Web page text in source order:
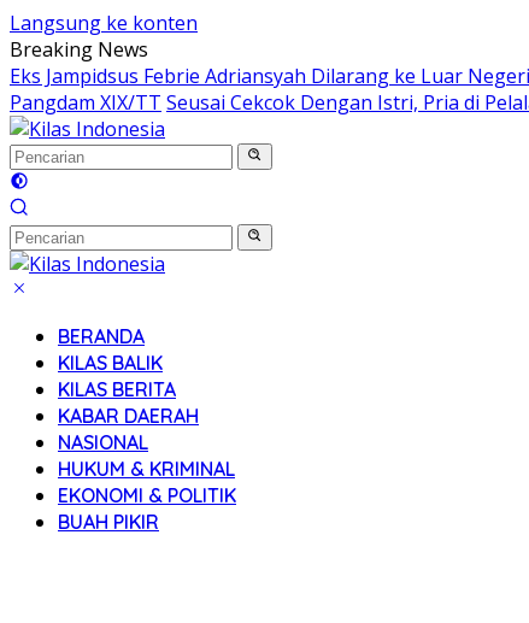
Langsung ke konten
Breaking News
Eks Jampidsus Febrie Adriansyah Dilarang ke Luar Negeri
Pangdam XIX/TT Seusai Cekcok Dengan Istri, Pria di
BERANDA
KILAS BALIK
KILAS BERITA
KABAR DAERAH
NASIONAL
HUKUM & KRIMINAL
EKONOMI & POLITIK
BUAH PIKIR